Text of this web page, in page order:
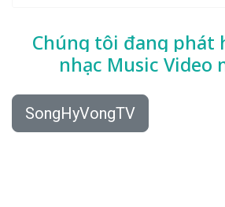
Chúng tôi đang phát
nhạc Music Video
SongHyVongTV